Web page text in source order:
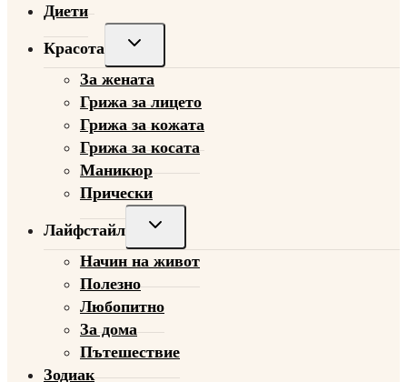
Диети
Красота
Toggle
menu
За жената
Грижа за лицето
Грижа за кожата
Грижа за косата
Маникюр
Прически
Лайфстайл
Toggle
menu
Начин на живот
Полезно
Любопитно
За дома
Пътешествие
Зодиак